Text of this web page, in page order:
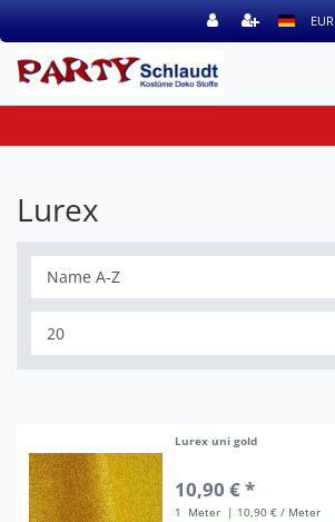
EUR
Lurex
Lurex uni gold
10,90 € *
1 Meter | 10,90 € / Meter